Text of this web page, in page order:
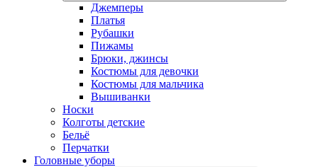
Джемперы
Платья
Рубашки
Пижамы
Брюки, джинсы
Костюмы для девочки
Костюмы для мальчика
Вышиванки
Носки
Колготы детские
Бельё
Перчатки
Головные уборы